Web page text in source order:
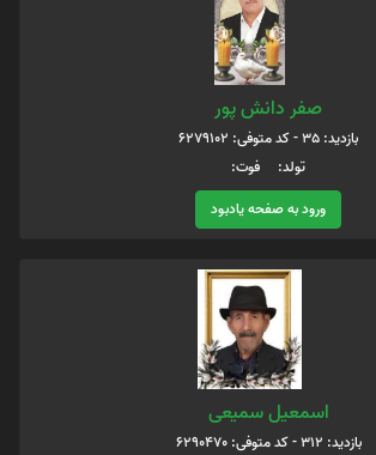
صفر دانش پور
بازدید: 35 - کد متوفی: 6279102
تولد: فوت:
ورود به صفحه یادبود
اسمعیل سمیعی
بازدید: 312 - کد متوفی: 6290470